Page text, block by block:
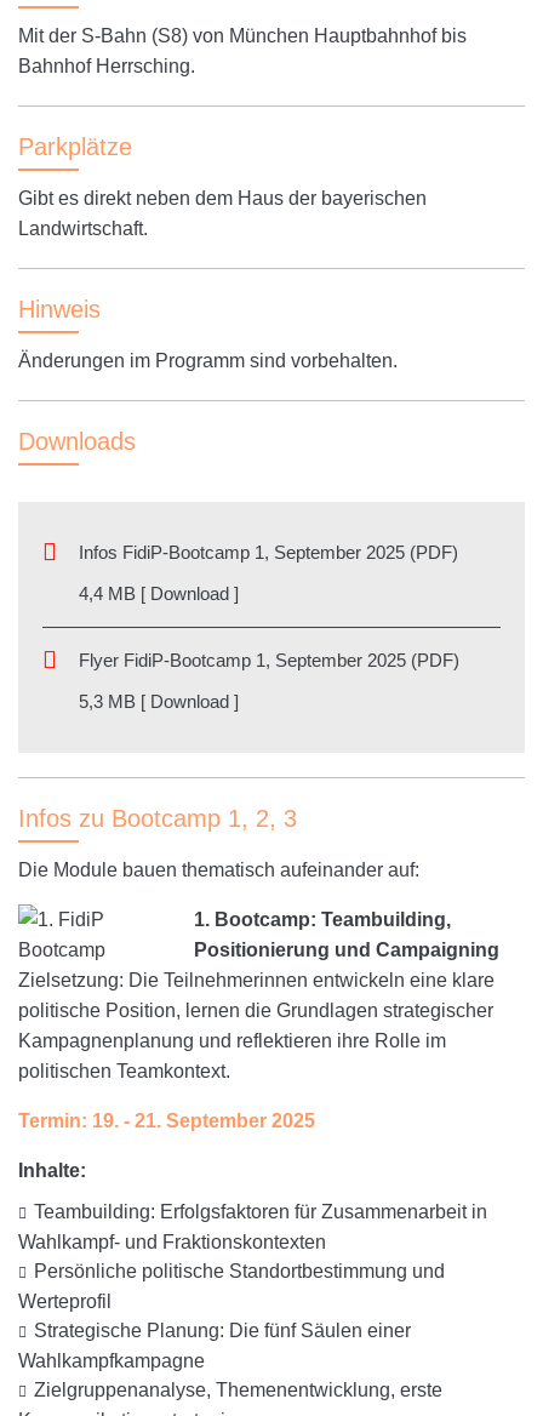
Mit der S-Bahn (S8) von München Hauptbahnhof bis
Bahnhof Herrsching.
Parkplätze
Gibt es direkt neben dem Haus der bayerischen
Landwirtschaft.
Hinweis
Änderungen im Programm sind vorbehalten.
Downloads
Infos FidiP-Bootcamp 1, September 2025 (PDF)
4,4 MB [ Download ]
Flyer FidiP-Bootcamp 1, September 2025 (PDF)
5,3 MB [ Download ]
Infos zu Bootcamp 1, 2, 3
Die Module bauen thematisch aufeinander auf:
1. Bootcamp: Teambuilding,
Positionierung und Campaigning
Zielsetzung: Die Teilnehmerinnen entwickeln eine klare
politische Position, lernen die Grundlagen strategischer
Kampagnenplanung und reflektieren ihre Rolle im
politischen Teamkontext.
Termin: 19. - 21. September 2025
Inhalte:
Teambuilding: Erfolgsfaktoren für Zusammenarbeit in
Wahlkampf- und Fraktionskontexten
Persönliche politische Standortbestimmung und
Werteprofil
Strategische Planung: Die fünf Säulen einer
Wahlkampfkampagne
Zielgruppenanalyse, Themenentwicklung, erste